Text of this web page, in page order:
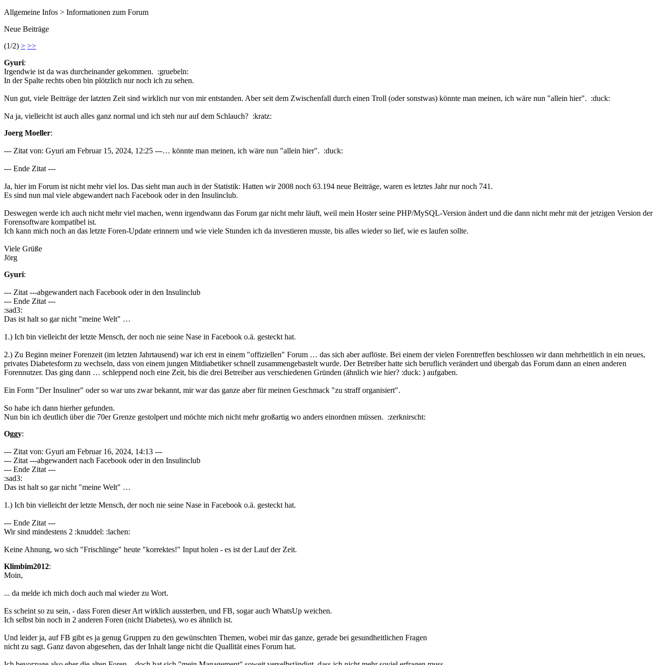
Allgemeine Infos > Informationen zum Forum
Neue Beiträge
(1/2) > >>
Gyuri:
Irgendwie ist da was durcheinander gekommen. :gruebeln:
In der Spalte rechts oben bin plötzlich nur noch ich zu sehen.
Nun gut, viele Beiträge der latzten Zeit sind wirklich nur von mir entstanden. Aber seit dem Zwischenfall durch einen Troll (oder sonstwas) könnte man meinen, ich wäre nun "allein hier". :duck:
Na ja, vielleicht ist auch alles ganz normal und ich steh nur auf dem Schlauch? :kratz:
Joerg Moeller:
--- Zitat von: Gyuri am Februar 15, 2024, 12:25 ---… könnte man meinen, ich wäre nun "allein hier". :duck:
--- Ende Zitat ---
Ja, hier im Forum ist nicht mehr viel los. Das sieht man auch in der Statistik: Hatten wir 2008 noch 63.194 neue Beiträge, waren es letztes Jahr nur noch 741.
Es sind nun mal viele abgewandert nach Facebook oder in den Insulinclub.
Deswegen werde ich auch nicht mehr viel machen, wenn irgendwann das Forum gar nicht mehr läuft, weil mein Hoster seine PHP/MySQL-Version ändert und die dann nicht mehr mit der jetzigen Version der
Forensoftware kompatibel ist.
Ich kann mich noch an das letzte Foren-Update erinnern und wie viele Stunden ich da investieren musste, bis alles wieder so lief, wie es laufen sollte.
Viele Grüße
Jörg
Gyuri:
--- Zitat ---abgewandert nach Facebook oder in den Insulinclub
--- Ende Zitat ---
:sad3:
Das ist halt so gar nicht "meine Welt" …
1.) Ich bin vielleicht der letzte Mensch, der noch nie seine Nase in Facebook o.ä. gesteckt hat.
2.) Zu Beginn meiner Forenzeit (im letzten Jahrtausend) war ich erst in einem "offiziellen" Forum … das sich aber auflöste. Bei einem der vielen Forentreffen beschlossen wir dann mehrheitlich in ein neues,
privates Diabetesform zu wechseln, dass von einem jungen Mitdiabetiker schnell zusammengebastelt wurde. Der Betreiber hatte sich beruflich verändert und übergab das Forum dann an einen anderen
Forennutzer. Das ging dann … schleppend noch eine Zeit, bis die drei Betreiber aus verschiedenen Gründen (ähnlich wie hier? :duck: ) aufgaben.
Ein Form "Der Insuliner" oder so war uns zwar bekannt, mir war das ganze aber für meinen Geschmack "zu straff organisiert".
So habe ich dann hierher gefunden.
Nun bin ich deutlich über die 70er Grenze gestolpert und möchte mich nicht mehr großartig wo anders einordnen müssen. :zerknirscht:
Oggy:
--- Zitat von: Gyuri am Februar 16, 2024, 14:13 ---
--- Zitat ---abgewandert nach Facebook oder in den Insulinclub
--- Ende Zitat ---
:sad3:
Das ist halt so gar nicht "meine Welt" …
1.) Ich bin vielleicht der letzte Mensch, der noch nie seine Nase in Facebook o.ä. gesteckt hat.
--- Ende Zitat ---
Wir sind mindestens 2 :knuddel: :lachen:
Keine Ahnung, wo sich "Frischlinge" heute "korrektes!" Input holen - es ist der Lauf der Zeit.
Klimbim2012:
Moin,
... da melde ich mich doch auch mal wieder zu Wort.
Es scheint so zu sein, - dass Foren dieser Art wirklich aussterben, und FB, sogar auch WhatsUp weichen.
Ich selbst bin noch in 2 anderen Foren (nicht Diabetes), wo es ähnlich ist.
Und leider ja, auf FB gibt es ja genug Gruppen zu den gewünschten Themen, wobei mir das ganze, gerade bei gesundheitlichen Fragen
nicht zu sagt. Ganz davon abgesehen, das der Inhalt lange nicht die Quallität eines Forum hat.